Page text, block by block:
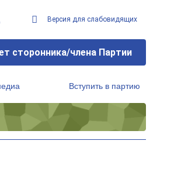
Версия для слабовидящих
сторонника/члена Партии
Вступить в партию